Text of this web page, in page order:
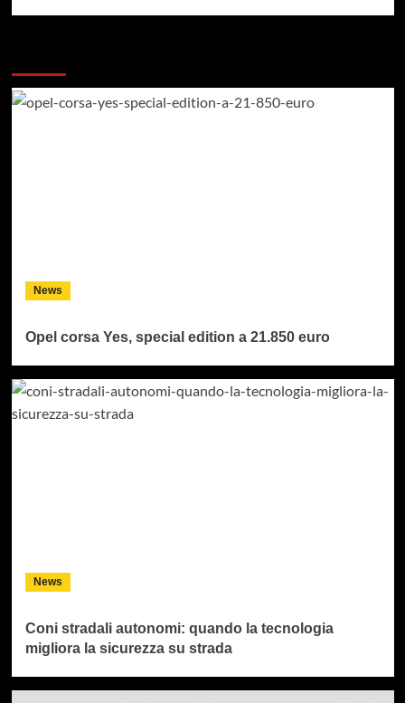
News
Opel corsa Yes, special edition a 21.850 euro
News
Coni stradali autonomi: quando la tecnologia
migliora la sicurezza su strada